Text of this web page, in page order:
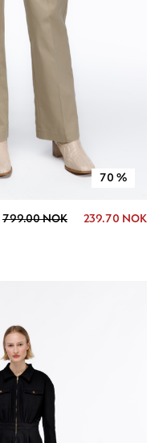
70 %
799.00 NOK 239.70 NOK